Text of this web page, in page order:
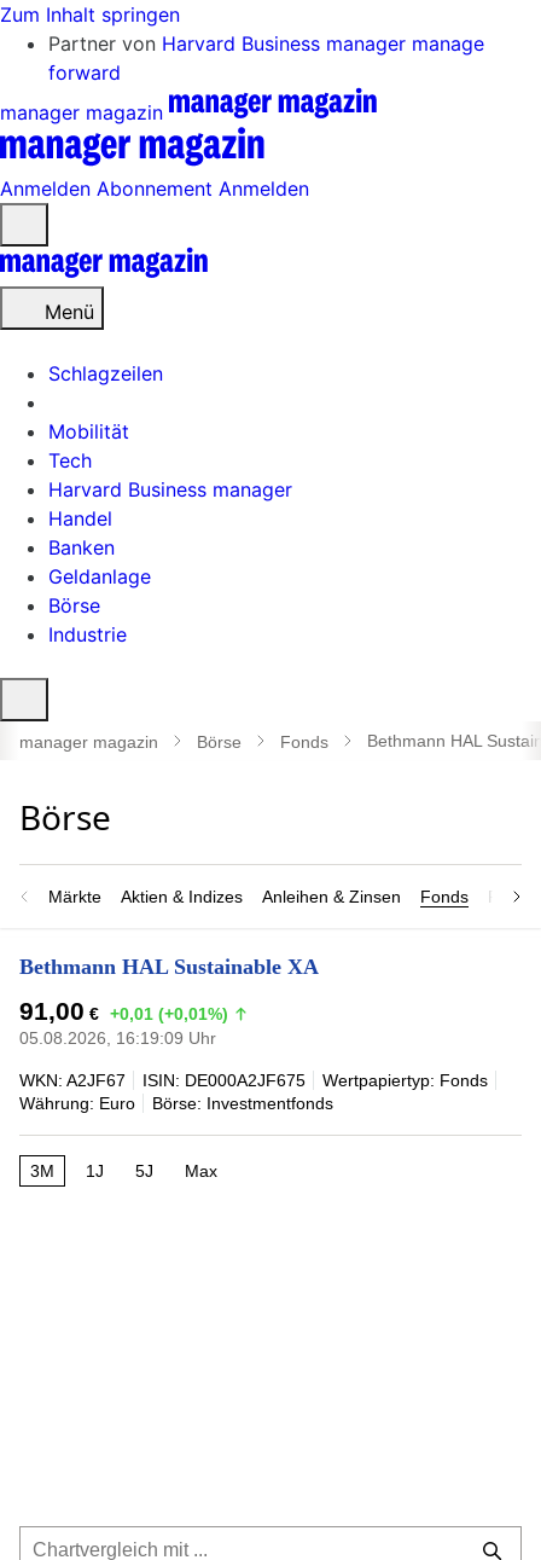
Zum Inhalt springen
Partner von Harvard Business manager manage
forward
manager magazin
Anmelden Abonnement Anmelden
öffnen
Menü
Schlagzeilen
Mobilität
Tech
Harvard Business manager
Handel
Banken
Geldanlage
Börse
Industrie
öffnen
manager magazin Börse Fonds Bethmann HAL
Märkte Aktien & Indizes Anleihen & Zinsen Fonds
Bethmann HAL Sustainable XA
91,00 € +0,01 (+0,01%)
05.08.2026, 16:19:09 Uhr
WKN: A2JF67 ISIN: DE000A2JF675
Wertpapiertyp: Fonds
Währung: Euro
Börse: Investmentfonds
3M 1J 5J Max